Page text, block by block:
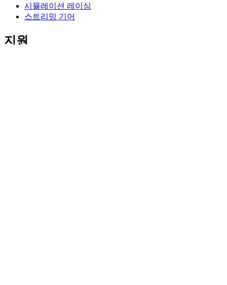
시뮬레이션 레이싱
스트리밍 기어
지원